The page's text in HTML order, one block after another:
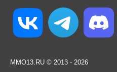
MMO13.RU © 2013 - 2026